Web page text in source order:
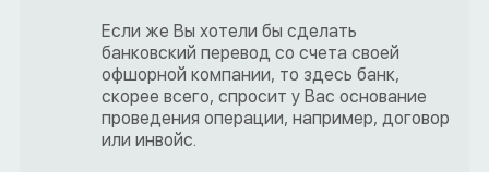
Если же Вы хотели бы сделать
банковский перевод со счета своей
офшорной компании, то здесь банк,
скорее всего, спросит у Вас основание
проведения операции, например, договор
или инвойс.